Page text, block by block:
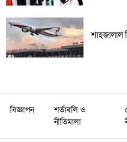
শাহজালাল
বিজ্ঞাপন
শর্তাবলি ও
নীতিমালা